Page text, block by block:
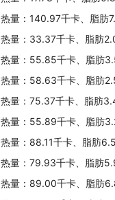
热量：140.97千卡、脂肪
热量：33.37千卡、脂肪
热量：55.85千卡、脂肪
热量：58.63千卡、脂肪
热量：75.37千卡、脂肪
热量：55.89千卡、脂肪
热量：88.11千卡、脂肪
热量：79.93千卡、脂肪
热量：89.00千卡、脂肪